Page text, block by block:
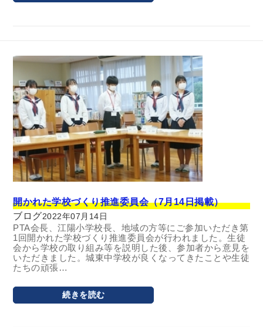
開かれた学校づくり推進委員会（7月14日掲載）
ブログ2022年07月14日
PTA会長、江陽小学校長、地域の方等にご参加いただき第
1回開かれた学校づくり推進委員会が行われました。生徒
会から学校の取り組み等を説明した後、参加者から意見を
いただきました。城東中学校が良くなってきたことや生徒
たちの頑張…
続きを読む